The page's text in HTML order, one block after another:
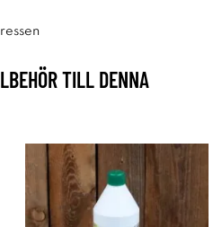
TILL DENNA